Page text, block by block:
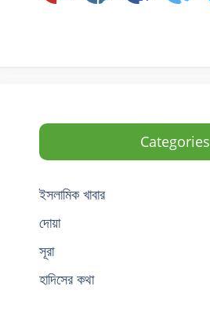
Categories
ইসলামিক খাবার
দোয়া
সূরা
হাদিসের কথা